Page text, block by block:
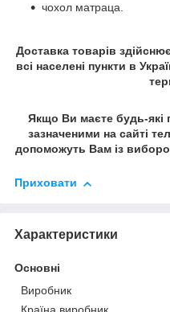
чохол матраца.
Доставка товарів
всі населені пункти в
Якщо Ви маєте будь-які
зазначеними на сайті
допоможуть Вам із
Приховати
Характеристики
Основні
Виробник